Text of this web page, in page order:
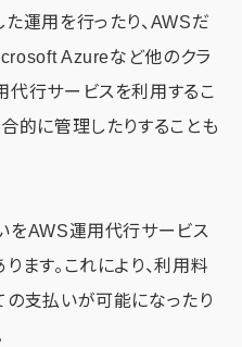
運用を行ったり、AWSだ
Azureなど他のクラ
代行サービスを利用するこ
的に管理したりすることも
をAWS運用代行サービス
ます。これにより、利用料
の支払いが可能になったり